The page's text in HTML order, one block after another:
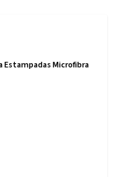
Estampadas Microfibra